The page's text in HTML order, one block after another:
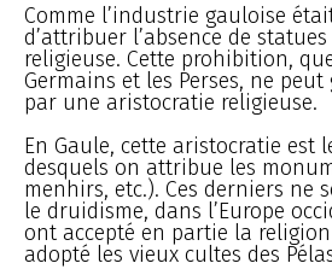
Comme l’industrie gauloise
d’attribuer l’absence de
religieuse. Cette prohibition,
Germains et les Perses, ne
par une aristocratie religieuse.
En Gaule, cette aristocratie est
desquels on attribue les
menhirs, etc.). Ces derniers ne
le druidisme, dans l’Europe
ont accepté en partie la
adopté les vieux cultes des